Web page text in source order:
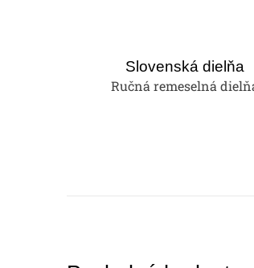
Slovenská dielňa
Ručná remeselná